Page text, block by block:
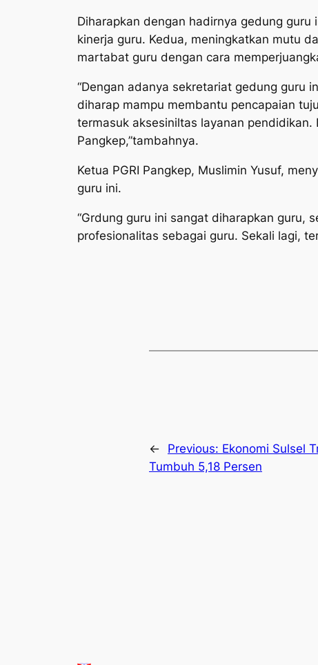
Diharapkan dengan hadirnya gedung
kinerja guru. Kedua, meningkatkan mutu
martabat guru dengan cara
“Dengan adanya sekretariat gedung guru
diharap mampu membantu pencapaian
termasuk aksesiniltas layanan
Pangkep,”tambahnya.
Ketua PGRI Pangkep, Muslimin Yusuf,
guru ini.
“Grdung guru ini sangat diharapkan guru,
profesionalitas sebagai guru. Sekali lagi,
← Previous: Ekonomi Sulsel
Tumbuh 5,18 Persen